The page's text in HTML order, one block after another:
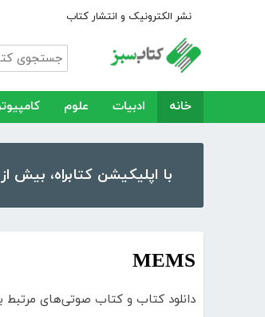
نشر الکترونیک و انتشار کتاب
خانه ادبیات علوم
با اپلیکیشن کتابراه، بیش از ۵۰،۰۰۰ کتاب، کتاب صوتی و رمان را در موبایل و تبلت خود داشته باشید!
MEMS
دانلود کتاب و کتاب صوتی‌های مرتبط